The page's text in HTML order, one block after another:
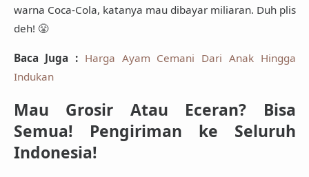
warna Coca-Cola, katanya mau dibayar miliaran. Duh plis
deh! 😤
Baca Juga : Harga Ayam Cemani Dari Anak Hingga
Indukan
Mau Grosir Atau Eceran? Bisa
Semua! Pengiriman ke Seluruh
Indonesia!